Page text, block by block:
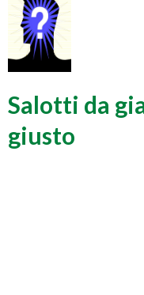
Salotti da
giusto